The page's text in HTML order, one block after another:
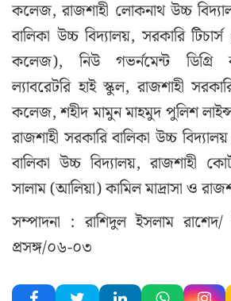
কলেজ, রাজশাহী লোকনাথ উচ্চ
বালিকা উচ্চ বিদ্যালয়, সরকারি
কলেজ), নিউ গভর্নমেন্ট ডিগ্রি
ল্যাবরেটরি হাই স্কুল, রাজশাহী
কলেজ, শহীদ মামুন মাহমুদ পুলিশ
রাজশাহী সরকারি বালিকা উচ্চ
বালিকা উচ্চ বিদ্যালয়, রাজশাহী
সালাম (আলিয়া) কামিল মাদ্রাসা ও
সম্পাদনা : রাশিদুল ইসলাম রাশেদ/
প্রসঙ্গ/০৬-০৩